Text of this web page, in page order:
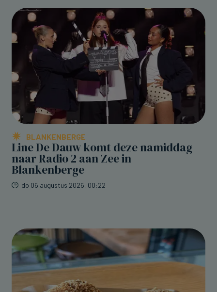
BLANKENBERGE
Line De Dauw komt deze namiddag
naar Radio 2 aan Zee in
Blankenberge
do 06 augustus 2026, 00:22